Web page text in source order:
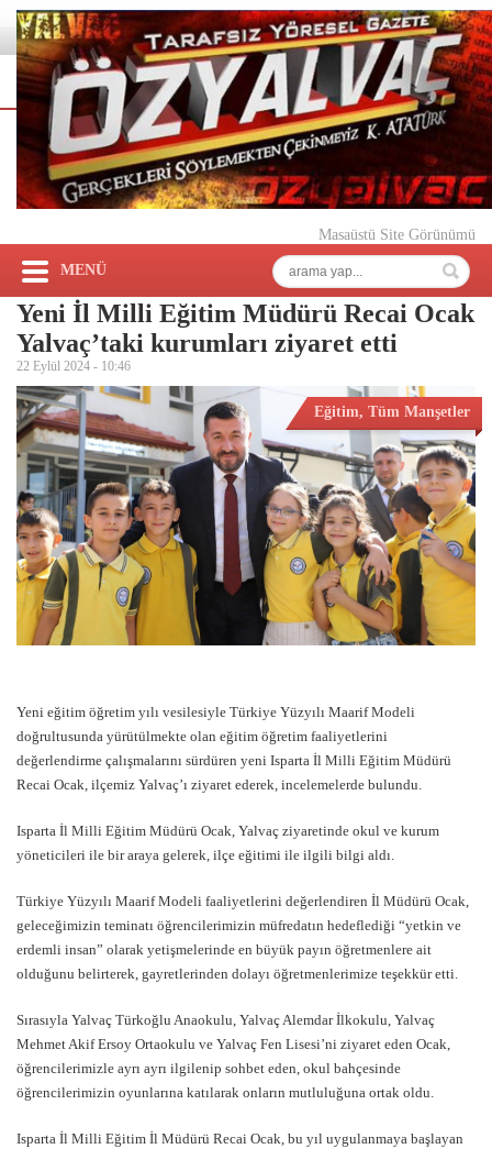
Masaüstü Site Görünümü
MENÜ
Yeni İl Milli Eğitim Müdürü Recai Ocak
Yalvaç’taki kurumları ziyaret etti
22 Eylül 2024 - 10:46
Eğitim, Tüm Manşetler
Yeni eğitim öğretim yılı vesilesiyle Türkiye Yüzyılı Maarif Modeli
doğrultusunda yürütülmekte olan eğitim öğretim faaliyetlerini
değerlendirme çalışmalarını sürdüren yeni Isparta İl Milli Eğitim Müdürü
Recai Ocak, ilçemiz Yalvaç’ı ziyaret ederek, incelemelerde bulundu.
Isparta İl Milli Eğitim Müdürü Ocak, Yalvaç ziyaretinde okul ve kurum
yöneticileri ile bir araya gelerek, ilçe eğitimi ile ilgili bilgi aldı.
Türkiye Yüzyılı Maarif Modeli faaliyetlerini değerlendiren İl Müdürü Ocak,
geleceğimizin teminatı öğrencilerimizin müfredatın hedeflediği “yetkin ve
erdemli insan” olarak yetişmelerinde en büyük payın öğretmenlere ait
olduğunu belirterek, gayretlerinden dolayı öğretmenlerimize teşekkür etti.
Sırasıyla Yalvaç Türkoğlu Anaokulu, Yalvaç Alemdar İlkokulu, Yalvaç
Mehmet Akif Ersoy Ortaokulu ve Yalvaç Fen Lisesi’ni ziyaret eden Ocak,
öğrencilerimizle ayrı ayrı ilgilenip sohbet eden, okul bahçesinde
öğrencilerimizin oyunlarına katılarak onların mutluluğuna ortak oldu.
Isparta İl Milli Eğitim İl Müdürü Recai Ocak, bu yıl uygulanmaya başlayan